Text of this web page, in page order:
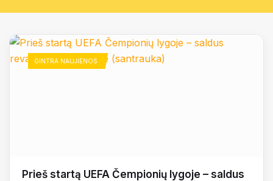
GINTRA NAUJIENOS
Prieš startą UEFA Čempionių lygoje – saldus